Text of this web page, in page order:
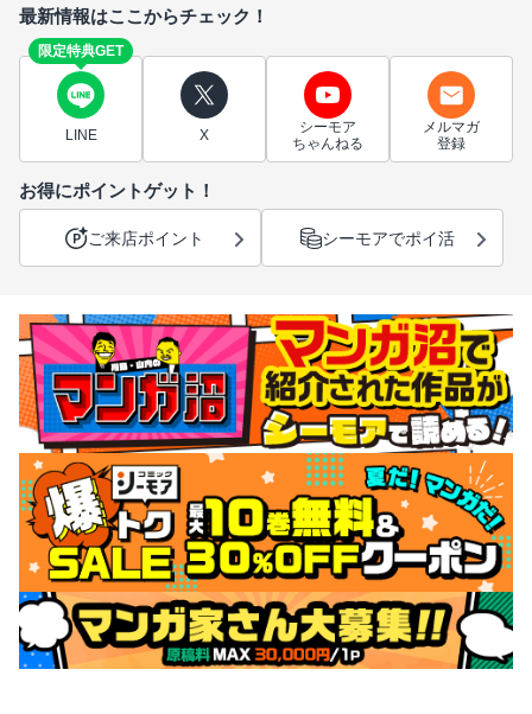
最新情報はここからチェック！
限定特典GET
LINE X
シーモア
ちゃんねる
メルマガ
登録
お得にポイントゲット！
ご来店ポイント シーモアでポイ活